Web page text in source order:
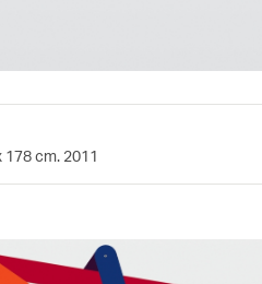
178 cm. 2011